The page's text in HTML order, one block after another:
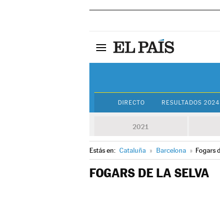
DIRECTO RESULTADOS 2024
2021
Estás en: Cataluña » Barcelona » Fogars
FOGARS DE LA SELVA